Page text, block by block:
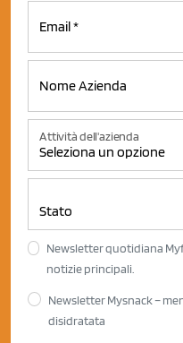
Attività dell'azienda
Newsletter quotidiana
notizie principali.
Newsletter Mysnack –
disidratata